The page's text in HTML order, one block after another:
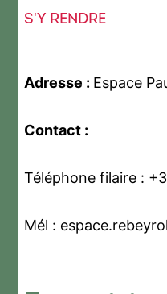
S'Y RENDRE
Adresse : Espace
Contact :
Téléphone filaire :
Mél :